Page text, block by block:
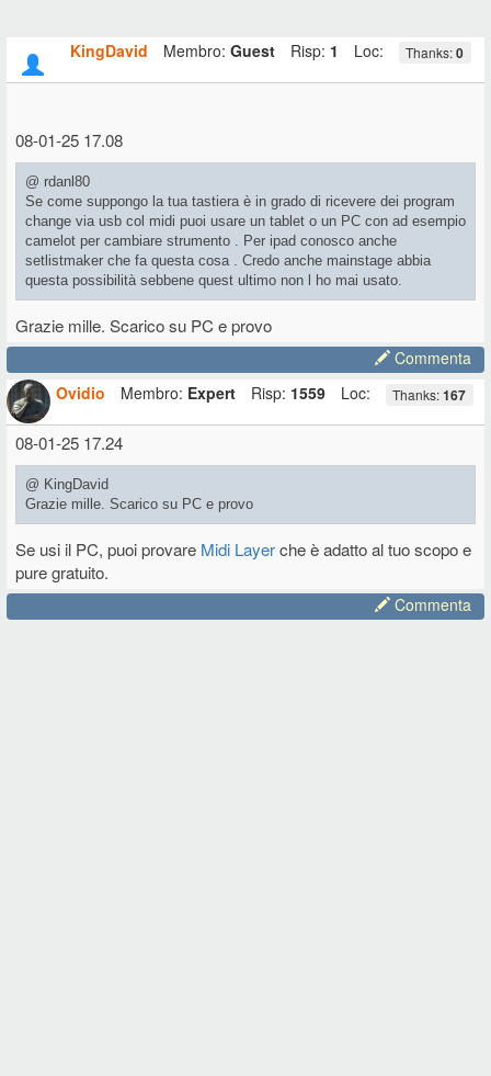
KingDavid Membro: Guest Risp: 1 Loc: Thanks:0
08-01-25 17.08
@ rdanl80
Se come suppongo la tua tastiera è in grado di ricevere dei program
change via usb col midi puoi usare un tablet o un PC con ad esempio
camelot per cambiare strumento . Per ipad conosco anche
setlistmaker che fa questa cosa . Credo anche mainstage abbia
questa possibilità sebbene quest ultimo non l ho mai usato.
Grazie mille. Scarico su PC e provo
Commenta
Ovidio
Membro: Expert Risp: 1559 Loc: Thanks:167
08-01-25 17.24
@ KingDavid
Grazie mille. Scarico su PC e provo
Se usi il PC, puoi provare Midi Layerche è adatto al tuo scopo e
pure gratuito.
Commenta